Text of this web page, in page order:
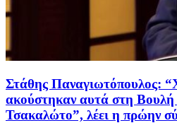
Στάθης Παναγιωτόπουλος:
ακούστηκαν αυτά στη Βουλή
Τσακαλώτο”, λέει η πρώην